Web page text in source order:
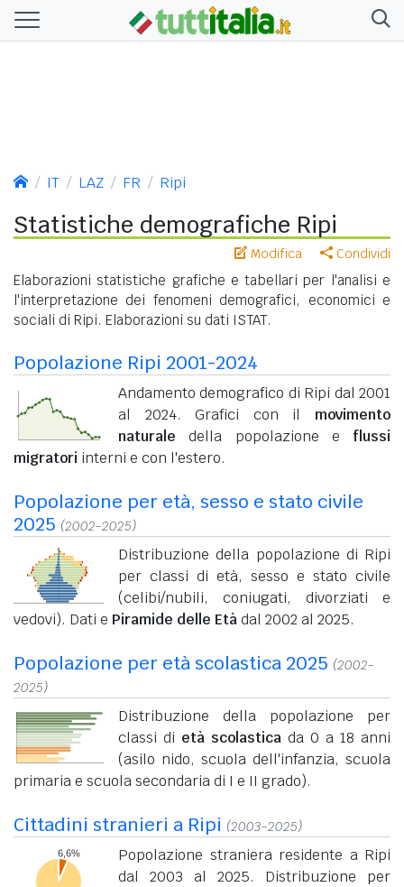
IT LAZ FR Ripi
Statistiche demografiche Ripi
Modifica Condividi
Elaborazioni statistiche grafiche e tabellari per l'analisi e
l'interpretazione dei fenomeni demografici, economici e
sociali di Ripi. Elaborazioni su dati ISTAT.
Popolazione Ripi 2001-2024
Andamento demografico di Ripi dal 2001
al 2024. Grafici con il movimento
naturale della popolazione e flussi
migratori interni e con l'estero.
Popolazione per età, sesso e stato civile
2025 (2002-2025)
Distribuzione della popolazione di Ripi
per classi di età, sesso e stato civile
(celibi/nubili, coniugati, divorziati e
vedovi). Dati e Piramide delle Etàdal 2002 al 2025.
Popolazione per età scolastica 2025 (2002-
2025)
Distribuzione della popolazione per
classi di età scolastica da 0 a 18 anni
(asilo nido, scuola dell'infanzia, scuola
primaria e scuola secondaria di I e II grado).
Cittadini stranieri a Ripi (2003-2025)
Popolazione straniera residente a Ripi
dal 2003 al 2025. Distribuzione per